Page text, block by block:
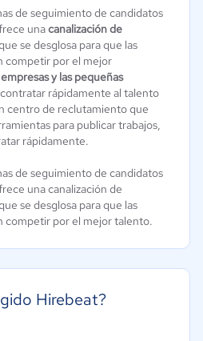
de seguimiento de candidatos
unacanalización de
se desglosa para que las
competir por el mejor
y las pequeñas
rápidamente al talento
centro de reclutamiento que
para publicar trabajos,
rápidamente.
de seguimiento de candidatos
una canalización de
se desglosa para que las
competir por el mejor talento.
Hirebeat?